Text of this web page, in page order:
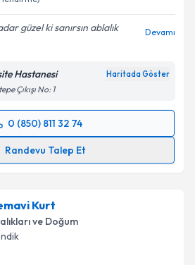
güzel ki sanırsın ablalık
Hastanesi
Çıkışı No: 1
0 (850) 811 32 74
Randevu Talep Et
Talebi
Size bu uzmandan randevu
hazırlandığında e-posta ile
Kurt
ve Doğum